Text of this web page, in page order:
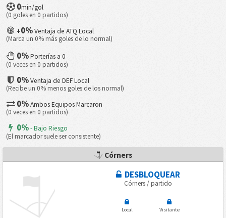
0min/gol
(0 goles en 0 partidos)
+0% Ventaja de ATQ Local
(Marca un 0% más goles de lo normal)
0%Porterías a 0
(0 veces en 0 partidos)
0%Ventaja de DEF Local
(Recibe un 0% menos goles de los normal)
0%Ambos Equipos Marcaron
(0 veces en 0 partidos)
0%- Bajo Riesgo
(El marcador suele ser consistente)
Córners
DESBLOQUEAR
Córners / partido
Local Visitante